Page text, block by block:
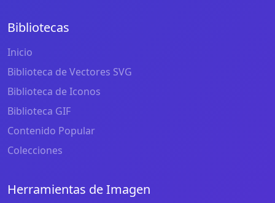
Bibliotecas
Inicio
Biblioteca de Vectores SVG
Biblioteca de Iconos
Biblioteca GIF
Contenido Popular
Colecciones
Herramientas de Imagen